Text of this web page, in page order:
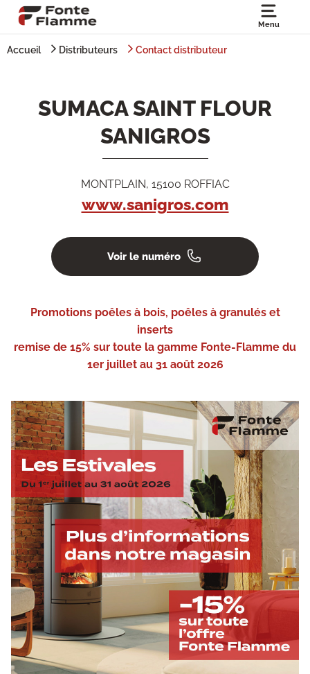
Menu
Accueil Distributeurs Contact distributeur
SUMACA SAINT FLOUR
SANIGROS
MONTPLAIN, 15100 ROFFIAC
www.sanigros.com
Voir le numéro
Promotions poêles à bois, poêles à granulés et
inserts
remise de 15% sur toute la gamme Fonte-Flamme du
1er juillet au 31 août 2026